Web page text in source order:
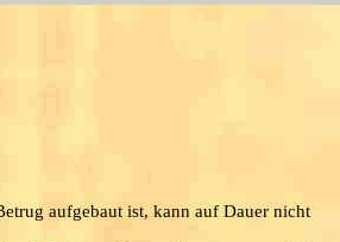
aufgebaut ist, kann auf Dauer nicht